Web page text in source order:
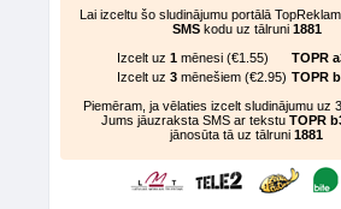
Lai izceltu šo sludinājumu portālā
SMS kodu uz tālruni 1881
Izcelt uz 1 mēnesi (€1.55)
TOPR
Izcelt uz 3 mēnešiem (€2.95) TOPR
Piemēram, ja vēlaties izcelt sludinājumu uz
Jums jāuzraksta SMS ar tekstu TOPR
jānosūta tā uz tālruni1881